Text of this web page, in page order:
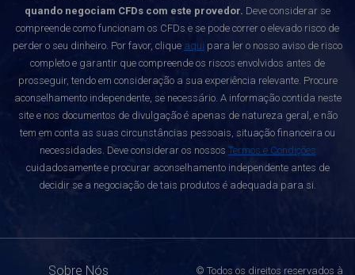
quando negociam CFDs com este provedor. Deve considerar se
compreende como funcionam os CFDs e se pode correr o elevado risco de
perder o seu dinheiro. Por favor, clique aqui para ler o nosso aviso de risco
completo e garantir que compreende os riscos envolvidos antes de
prosseguir, tendo em consideração a sua experiência relevante. Procure
aconselhamento independente, se necessário. A informação contida neste
site e nos documentos de divulgação é apenas de natureza geral, e não
tem em conta as suas circunstâncias pessoais, situação financeira ou
necessidades. Deve considerar os nossos Termos e Condições
cuidadosamente e procurar aconselhamento independente antes de
decidir se a negociação de tais produtos é adequada para si.
Sobre Nós © Todos os direitos reservados à